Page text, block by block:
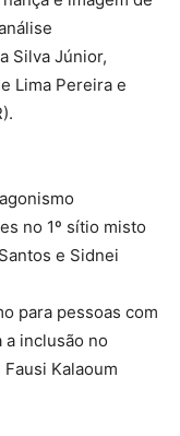
Silva Júnior,
Lima Pereira e
no 1º sítio misto
e Sidnei
para pessoas com
inclusão no
Kalaoum